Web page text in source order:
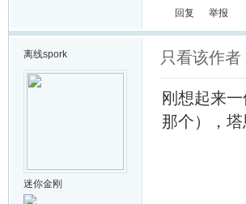
回复 举报
离线spork
迷你金刚
只看该作者
刚想起来
那个），